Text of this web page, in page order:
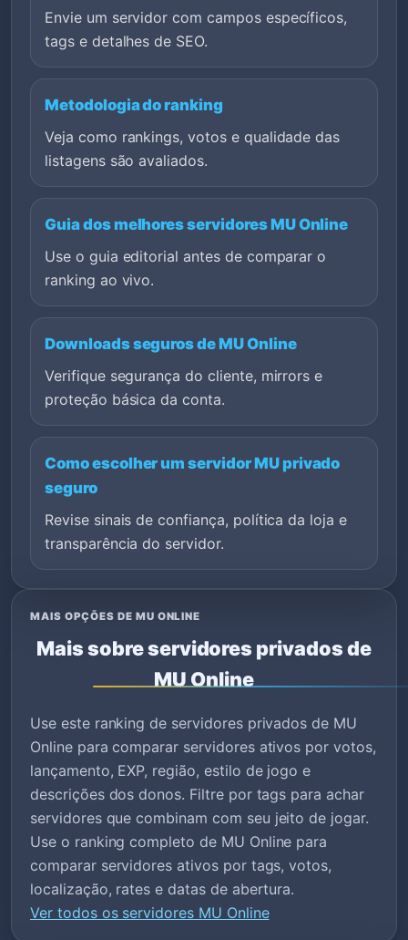
Envie um servidor com campos específicos,
tags e detalhes de SEO.
Metodologia do ranking
Veja como rankings, votos e qualidade das
listagens são avaliados.
Guia dos melhores servidores MU Online
Use o guia editorial antes de comparar o
ranking ao vivo.
Downloads seguros de MU Online
Verifique segurança do cliente, mirrors e
proteção básica da conta.
Como escolher um servidor MU privado
seguro
Revise sinais de confiança, política da loja e
transparência do servidor.
MAIS OPÇÕES DE MU ONLINE
Mais sobre servidores privados de
MU Online
Use este ranking de servidores privados de MU
Online para comparar servidores ativos por votos,
lançamento, EXP, região, estilo de jogo e
descrições dos donos. Filtre por tags para achar
servidores que combinam com seu jeito de jogar.
Use o ranking completo de MU Online para
comparar servidores ativos por tags, votos,
localização, rates e datas de abertura.
Ver todos os servidores MU Online